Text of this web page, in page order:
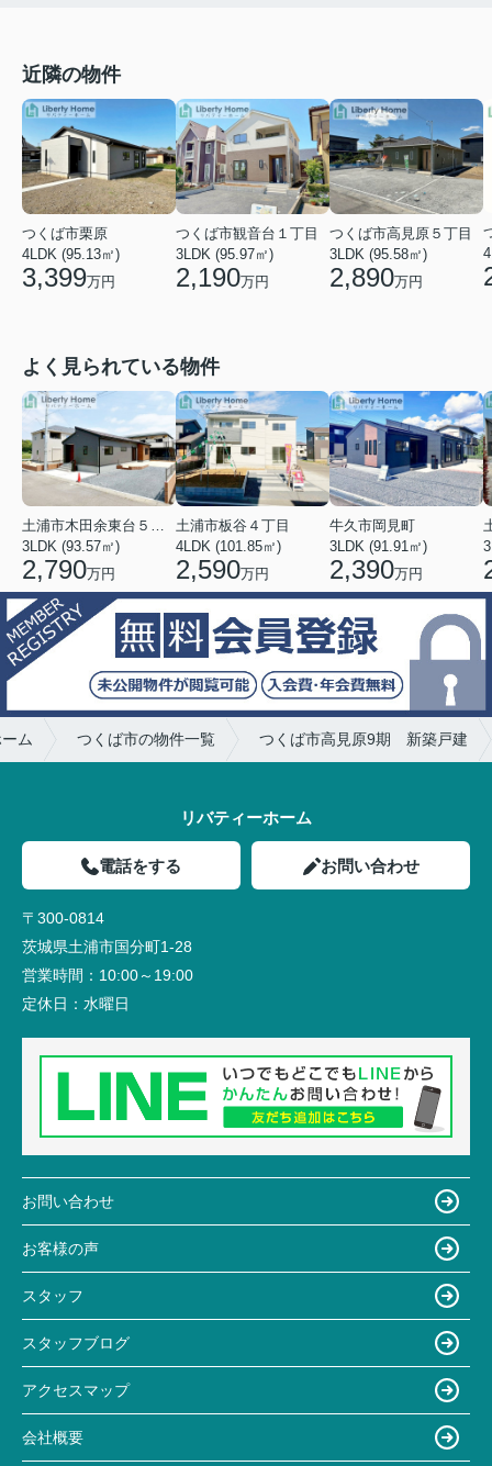
近隣の物件
つくば市栗原
4LDK (95.13㎡)
3,399万円
つくば市観音台１丁目
3LDK (95.97㎡)
2,190万円
つくば市高見原５丁目
3LDK (95.58㎡)
2,890万円
よく見られている物件
土浦市木田余東台５丁目
3LDK (93.57㎡)
2,790万円
土浦市板谷４丁目
4LDK (101.85㎡)
2,590万円
牛久市岡見町
3LDK (91.91㎡)
2,390万円
ム つくば市の物件一覧 つくば市高見原9期 新築戸建
リバティーホーム
電話をする お問い合わせ
〒300-0814
茨城県土浦市国分町1-28
営業時間： 10:00～19:00
定休日： 水曜日
お問い合わせ
お客様の声
スタッフ
スタッフブログ
アクセスマップ
会社概要